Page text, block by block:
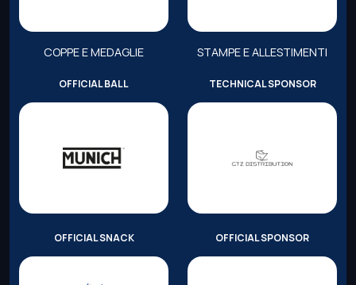
COPPE E MEDAGLIE STAMPE E ALLESTIMENTI
OFFICIAL BALL TECHNICAL SPONSOR
OFFICIAL SNACK OFFICIAL SPONSOR